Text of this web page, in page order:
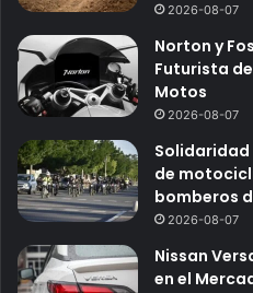
2026-08-07
Norton y
Futurista
Motos
2026-08-07
Solidaridad
de
bomberos
2026-08-07
Nissan
en el